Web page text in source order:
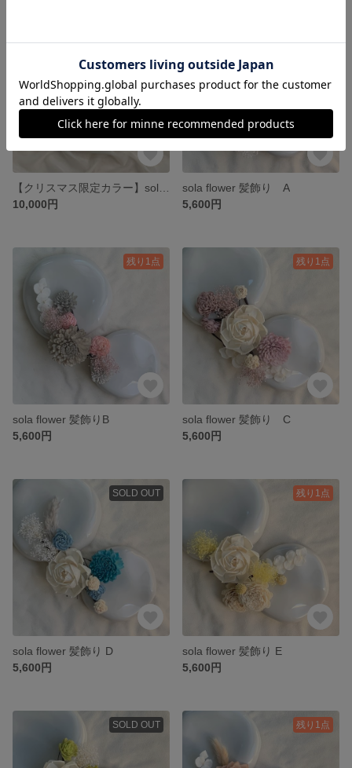
10,000円
sola flower 髪飾り A
5,600円
残り1点
sola flower 髪飾りB
5,600円
残り1点
sola flower 髪飾り C
5,600円
SOLD OUT
sola flower 髪飾り D
5,600円
残り1点
sola flower 髪飾り E
5,600円
SOLD OUT 残り1点